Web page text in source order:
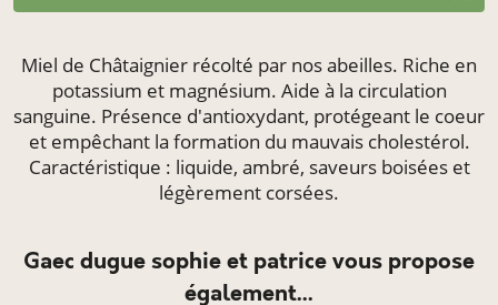
Miel de Châtaignier récolté par nos abeilles. Riche en
potassium et magnésium. Aide à la circulation
sanguine. Présence d'antioxydant, protégeant le coeur
et empêchant la formation du mauvais cholestérol.
Caractéristique : liquide, ambré, saveurs boisées et
légèrement corsées.
gaec dugue sophie et patrice vous propose
également...